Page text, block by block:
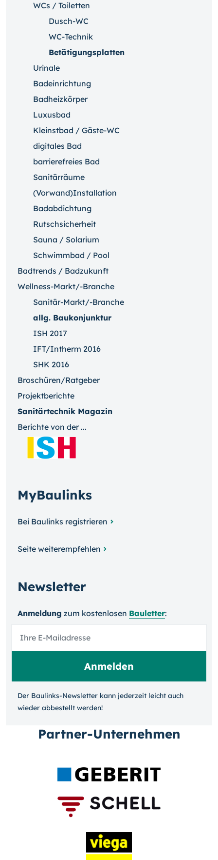
WCs / Toiletten
Dusch-WC
WC-Technik
Betätigungsplatten
Urinale
Badeinrichtung
Badheizkörper
Luxusbad
Kleinstbad / Gäste-WC
digitales Bad
barrierefreies Bad
Sanitärräume
(Vorwand)Installation
Badabdichtung
Rutschsicherheit
Sauna / Solarium
Schwimmbad / Pool
Badtrends / Badzukunft
Wellness-Markt/-Branche
Sanitär-Markt/-Branche
allg. Baukonjunktur
ISH 2017
IFT/Intherm 2016
SHK 2016
Broschüren/Ratgeber
Projektberichte
Sanitärtechnik Magazin
Berichte von der ...
MyBaulinks
Bei Baulinks registrieren
Seite weiterempfehlen
Newsletter
Anmeldung zum kosten­losen Bauletter:
Der Baulinks-Newsletter kann jeder­zeit leicht auch
wieder ab­bestellt werden!
Partner-Unternehmen